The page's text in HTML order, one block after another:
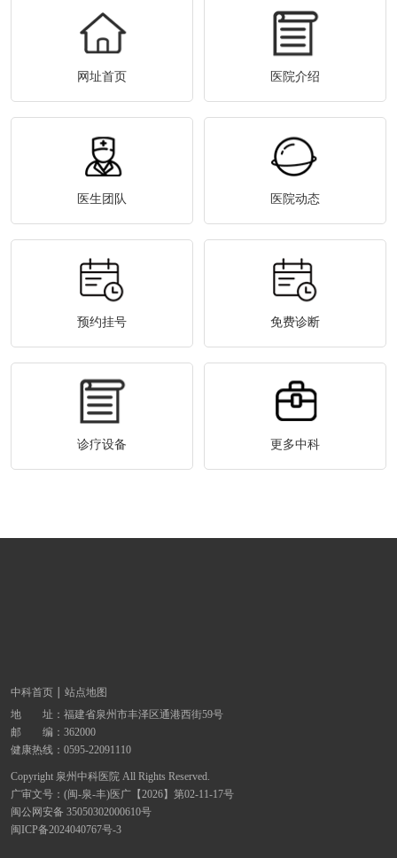
网址首页 医院介绍
医生团队 医院动态
预约挂号 免费诊断
诊疗设备 更多中科
中科首页
站点地图
地 址： 福建省泉州市丰泽区通港西街59号
邮 编：362000
健康热线： 0595-22091110
Copyright 泉州中科医院 All Rights Reserved.
广审文号：(闽-泉-丰)医广【2026】第02-11-17号
闽公网安备 35050302000610号
闽ICP备2024040767号-3